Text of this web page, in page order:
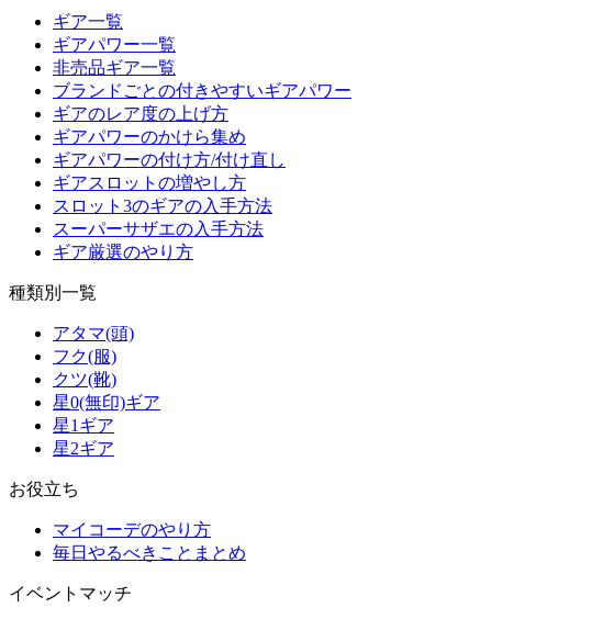
ギア一覧
ギアパワー一覧
非売品ギア一覧
ブランドごとの付きやすいギアパワー
ギアのレア度の上げ方
ギアパワーのかけら集め
ギアパワーの付け方/付け直し
ギアスロットの増やし方
スロット3のギアの入手方法
スーパーサザエの入手方法
ギア厳選のやり方
種類別一覧
アタマ(頭)
フク(服)
クツ(靴)
星0(無印)ギア
星1ギア
星2ギア
お役立ち
マイコーデのやり方
毎日やるべきことまとめ
イベントマッチ